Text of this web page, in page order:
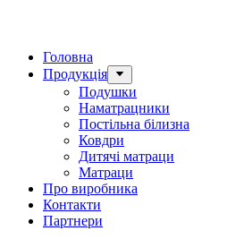
Головна
Продукція
Подушки
Наматрацники
Постільна білизна
Ковдри
Дитячі матраци
Матраци
Про виробника
Контакти
Партнери